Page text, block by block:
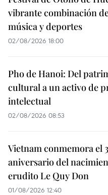
vibrante combinación
música y deportes
02/08/2026 18:00
Pho de Hanoi: Del
cultural a un activo de
intelectual
02/08/2026 08:53
Vietnam conmemora el
aniversario del
erudito Le Quy Don
01/08/2026 12:40